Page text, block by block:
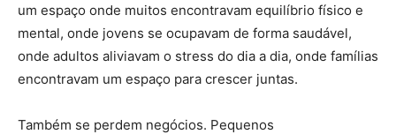
um espaço onde muitos encontravam equilíbrio físico e
mental, onde jovens se ocupavam de forma saudável,
onde adultos aliviavam o stress do dia a dia, onde famílias
encontravam um espaço para crescer juntas.
Também se perdem negócios. Pequenos